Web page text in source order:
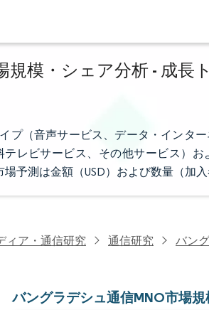
模・シェア分析 - 成長
プ（音声サービス、データ・インタ
レビサービス、その他サービス）
予測は金額（USD）および数量（加入
ィア・通信研究 通信研究 バン
バングラデシュ通信MNO市場